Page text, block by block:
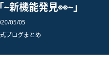
新機能発見👀~」
05/05
ブログまとめ